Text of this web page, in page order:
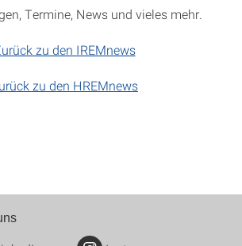
Termine, News und vieles mehr.
zu den IREMnews
zu den HREMnews